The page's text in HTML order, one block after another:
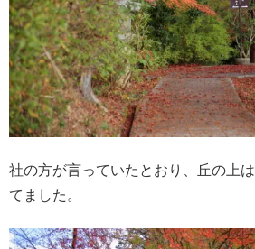
社の方が言っていたとおり、丘の上
てました。